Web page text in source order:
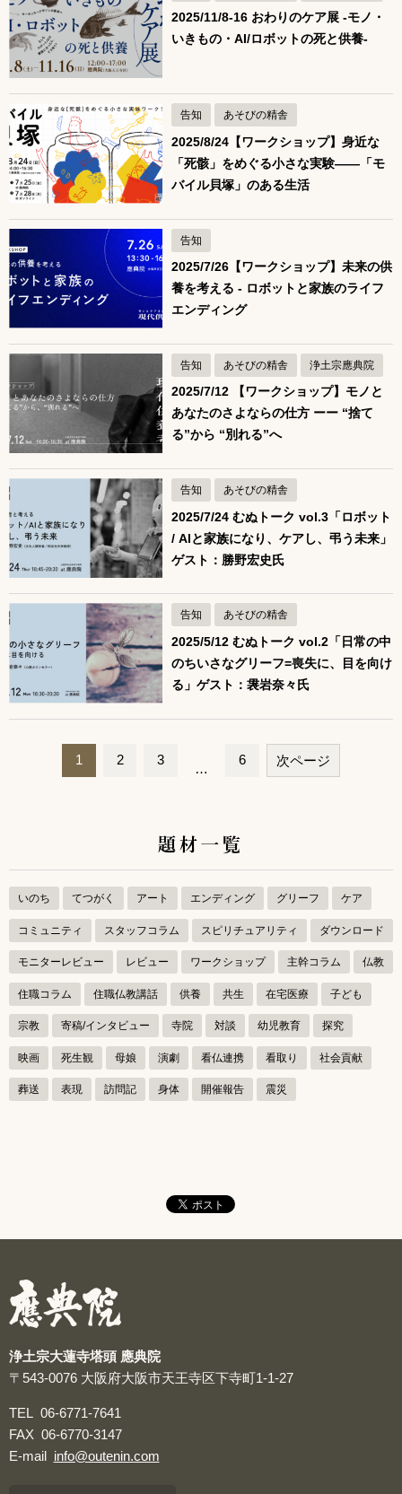
2025/11/8-16 おわりのケア展 -モノ・
いきもの・AI/ロボットの死と供養-
告知 あそびの精舎
2025/8/24【ワークショップ】身近な
「死骸」をめぐる小さな実験——「モ
バイル貝塚」のある生活
告知
2025/7/26【ワークショップ】未来の供
養を考える - ロボットと家族のライフ
エンディング
告知 あそびの精舎 浄土宗應典院
2025/7/12 【ワークショップ】モノと
あなたのさよならの仕方 ーー “捨て
る”から “別れる”へ
告知 あそびの精舎
2025/7/24 むぬトーク vol.3「ロボット
/ AIと家族になり、ケアし、弔う未来」
ゲスト：勝野宏史氏
告知 あそびの精舎
2025/5/12 むぬトーク vol.2「日常の中
のちいさなグリーフ=喪失に、目を向け
る」ゲスト：袰岩奈々氏
ナ
ビ
ゲ
ー
シ
ョ
ン
1 2 3
…
6 次ページ
題材一覧
いのち てつがく アート エンディング グリーフ ケア
コミュニティ スタッフコラム スピリチュアリティ ダウンロード
モニターレビュー レビュー ワークショップ 主幹コラム 仏教
住職コラム 住職仏教講話 供養 共生 在宅医療 子ども
宗教 寄稿/インタビュー 寺院 対談 幼児教育 探究
映画 死生観 母娘 演劇 看仏連携 看取り 社会貢献
葬送 表現 訪問記 身体 開催報告 震災
浄土宗大蓮寺塔頭 應典院
〒543-0076 大阪府大阪市天王寺区下寺町1-1-27
TEL 06-6771-7641
FAX 06-6770-3147
E-mail info@outenin.com